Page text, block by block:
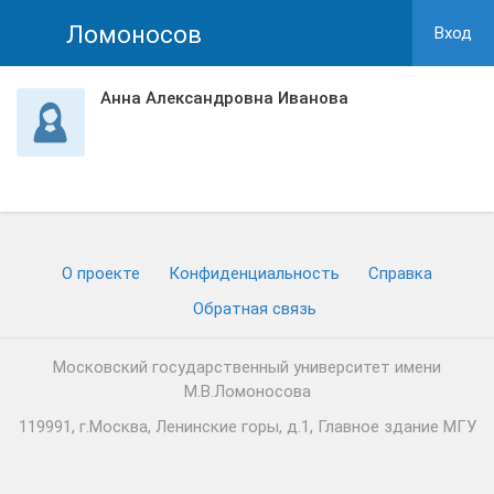
Ломоносов Вход
Анна Александровна Иванова
О проекте Конфиденциальность
Cправка
Обратная связь
Московский государственный университет имени
М.В.Ломоносова
119991, г.Москва, Ленинские горы, д.1, Главное здание МГУ